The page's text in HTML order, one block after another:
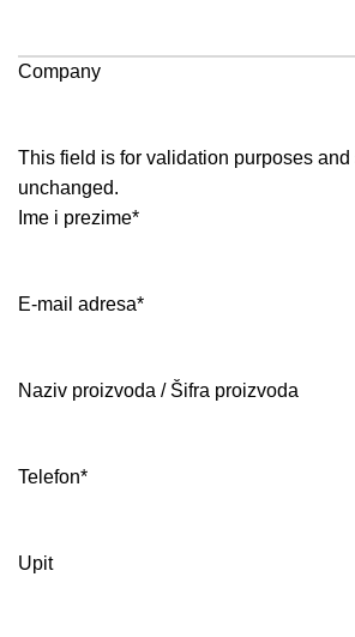
Company
This field is for validation purposes
unchanged.
Ime i prezime*
E-mail adresa*
Naziv proizvoda / Šifra proizvoda
Telefon*
Upit